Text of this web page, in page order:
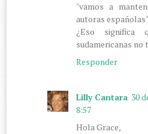
"vamos a
autoras españolas"
¿Eso significa
sudamericanas
Responder
Lilly Cantara 30
8:57
Hola Grace,